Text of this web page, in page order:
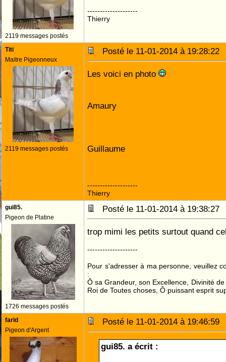
2119 messages postés
--------------------
Thierry
Titi
Maitre Pigeonneux
2119 messages postés
Posté le 11-01-2014 à
Les voici en photo
Amaury
Guillaume
--------------------
Thierry
gui85.
Pigeon de Platine
1726 messages postés
Posté le 11-01-2014 à
trop mimi les petits surtout quand
--------------------
Pour s'adresser à ma personne, veuillez
:
Ô sa Grandeur, son Excellence, Divinité
Roi de Toutes choses, Ô puissant esprit
farid
Pigeon d'Argent
Posté le 11-01-2014 à
gui85. a écrit :